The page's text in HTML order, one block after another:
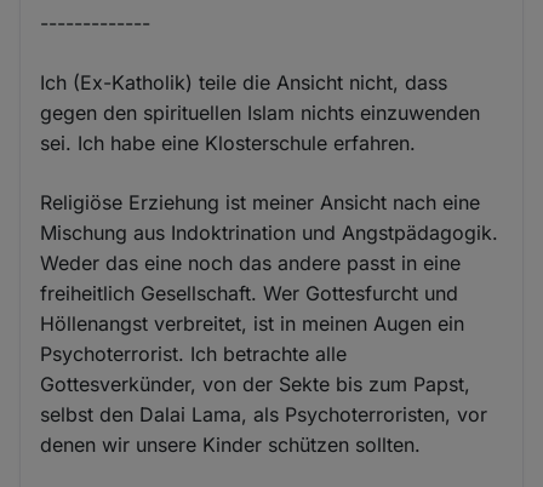
-------------
Ich (Ex-Katholik) teile die Ansicht nicht, dass
gegen den spirituellen Islam nichts einzuwenden
sei. Ich habe eine Klosterschule erfahren.
Religiöse Erziehung ist meiner Ansicht nach eine
Mischung aus Indoktrination und Angstpädagogik.
Weder das eine noch das andere passt in eine
freiheitlich Gesellschaft. Wer Gottesfurcht und
Höllenangst verbreitet, ist in meinen Augen ein
Psychoterrorist. Ich betrachte alle
Gottesverkünder, von der Sekte bis zum Papst,
selbst den Dalai Lama, als Psychoterroristen, vor
denen wir unsere Kinder schützen sollten.